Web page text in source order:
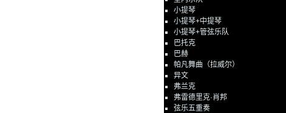
小提琴
小提琴+中提琴
小提琴+管弦乐队
巴托克
巴赫
帕凡舞曲（拉威尔）
异文
弗兰克
弗雷德里克·肖邦
弦乐五重奏